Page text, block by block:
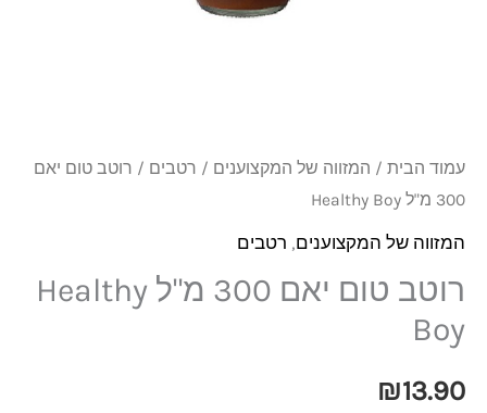
עמוד הבית / המזווה של המקצוענים / רטבים / רוטב טום יאם
300 מ"ל Healthy Boy
המזווה של המקצוענים, רטבים
רוטב טום יאם 300 מ"ל Healthy
Boy
₪13.90